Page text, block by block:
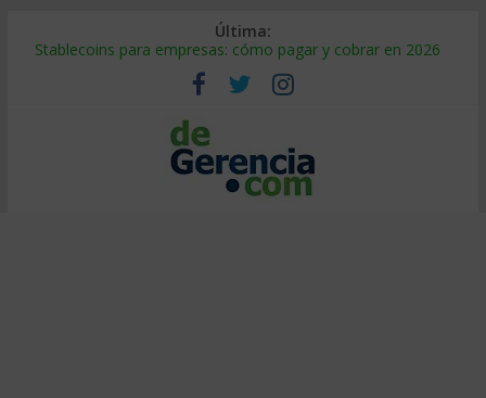
Última:
Stablecoins para empresas: cómo pagar y cobrar en 2026
Despido silencioso: qué es y por qué sale tan caro
IA en selección de personal: cómo auditarla a tiempo
Trabajo forzoso en la cadena de suministro: qué hacer
Mercado hispano de EE. UU.: cómo segmentarlo y venderle